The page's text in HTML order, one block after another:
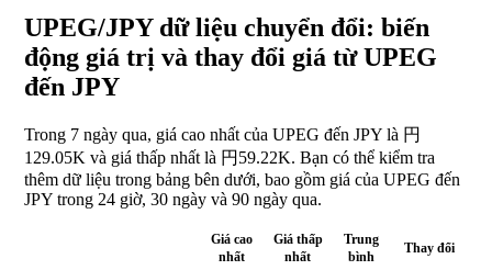
UPEG/JPY dữ liệu chuyển đổi: biến
động giá trị và thay đổi giá từ UPEG
đến JPY
Trong 7 ngày qua, giá cao nhất của UPEG đến JPY là 円
129.05K và giá thấp nhất là 円59.22K. Bạn có thể kiểm tra
thêm dữ liệu trong bảng bên dưới, bao gồm giá của UPEG đến
JPY trong 24 giờ, 30 ngày và 90 ngày qua.
Giá cao
nhất
Giá thấp
nhất
Trung
bình
Thay đổi